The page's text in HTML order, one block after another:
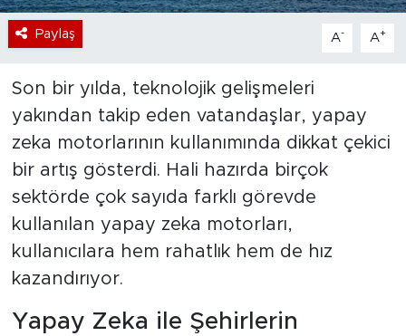
Paylaş A- A+
Son bir yılda, teknolojik gelişmeleri
yakından takip eden vatandaşlar, yapay
zeka motorlarının kullanımında dikkat çekici
bir artış gösterdi. Hali hazırda birçok
sektörde çok sayıda farklı görevde
kullanılan yapay zeka motorları,
kullanıcılara hem rahatlık hem de hız
kazandırıyor.
Yapay Zeka ile Şehirlerin
Sektör